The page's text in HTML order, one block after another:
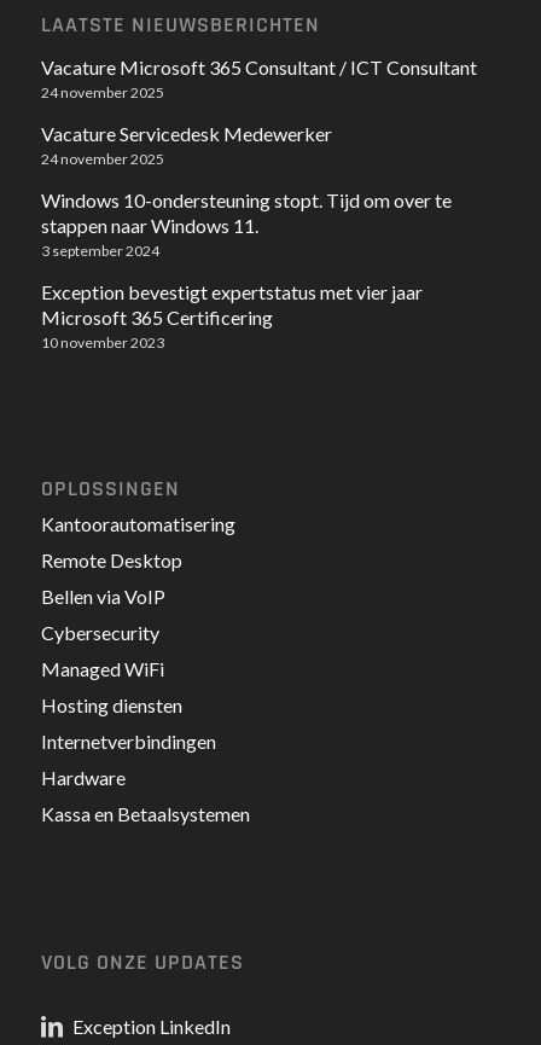
LAATSTE NIEUWSBERICHTEN
Vacature Microsoft 365 Consultant / ICT Consultant
24 november 2025
Vacature Servicedesk Medewerker
24 november 2025
Windows 10-ondersteuning stopt. Tijd om over te
stappen naar Windows 11.
3 september 2024
Exception bevestigt expertstatus met vier jaar
Microsoft 365 Certificering
10 november 2023
OPLOSSINGEN
Kantoorautomatisering
Remote Desktop
Bellen via VoIP
Cybersecurity
Managed WiFi
Hosting diensten
Internetverbindingen
Hardware
Kassa en Betaalsystemen
VOLG ONZE UPDATES
Exception LinkedIn